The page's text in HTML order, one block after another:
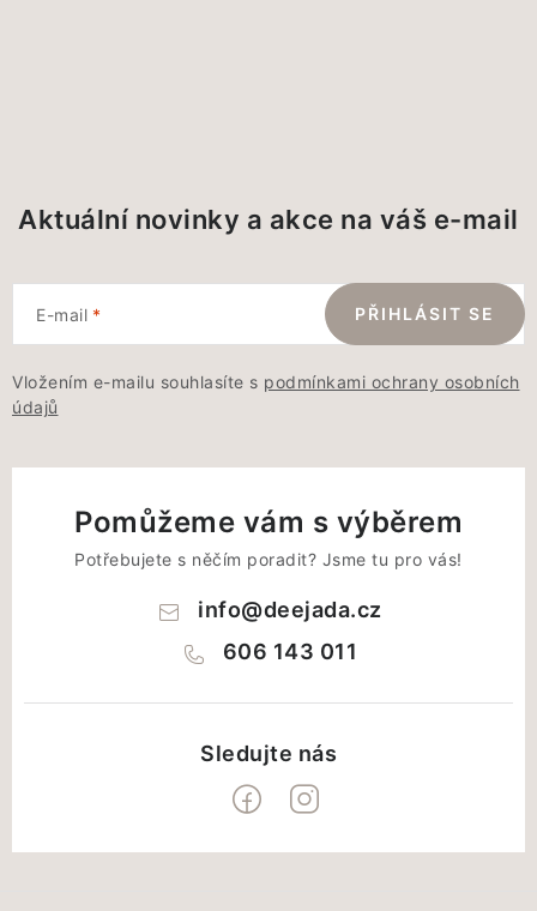
Aktuální novinky a akce na váš e-mail
E-mail
Vložením e-mailu souhlasíte s podmínkami ochrany osobních
údajů
PŘIHLÁSIT SE
Pomůžeme vám s výběrem
Potřebujete s něčím poradit? Jsme tu pro vás!
info@deejada.cz
606 143 011